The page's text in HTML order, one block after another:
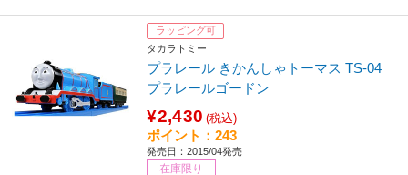
ラッピング可
タカラトミー
プラレール きかんしゃトーマス TS-04
プラレールゴードン
¥2,430 (税込)
ポイント：243
発売日：2015/04発売
在庫限り